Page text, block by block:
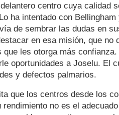
centro cuya calidad
ha intentado con
de sembrar las dudas en
en esa misión, que no
que les otorga más
oportunidades a Joselu. El
y defectos palmarios.
que los centros desde los
no es el